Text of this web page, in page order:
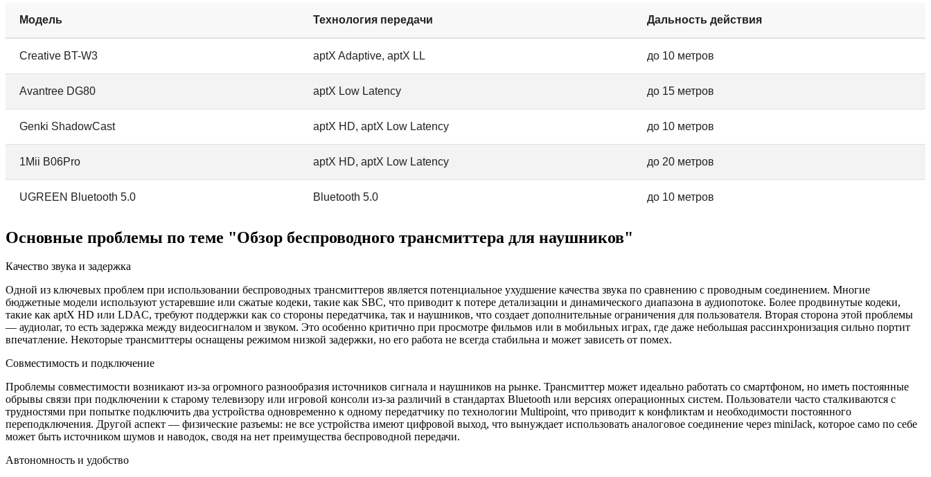
Модель Технология передачи Дальность действия
Creative BT-W3 aptX Adaptive, aptX LL до 10 метров
Avantree DG80 aptX Low Latency до 15 метров
Genki ShadowCast aptX HD, aptX Low Latency до 10 метров
1Mii B06Pro aptX HD, aptX Low Latency до 20 метров
UGREEN Bluetooth 5.0 Bluetooth 5.0 до 10 метров
Основные проблемы по теме "Обзор беспроводного трансмиттера для наушников"
Качество звука и задержка
Одной из ключевых проблем при использовании беспроводных трансмиттеров является потенциальное ухудшение качества звука по сравнению с проводным соединением. Многие
бюджетные модели используют устаревшие или сжатые кодеки, такие как SBC, что приводит к потере детализации и динамического диапазона в аудиопотоке. Более продвинутые кодеки,
такие как aptX HD или LDAC, требуют поддержки как со стороны передатчика, так и наушников, что создает дополнительные ограничения для пользователя. Вторая сторона этой проблемы
— аудиолаг, то есть задержка между видеосигналом и звуком. Это особенно критично при просмотре фильмов или в мобильных играх, где даже небольшая рассинхронизация сильно портит
впечатление. Некоторые трансмиттеры оснащены режимом низкой задержки, но его работа не всегда стабильна и может зависеть от помех.
Совместимость и подключение
Проблемы совместимости возникают из-за огромного разнообразия источников сигнала и наушников на рынке. Трансмиттер может идеально работать со смартфоном, но иметь постоянные
обрывы связи при подключении к старому телевизору или игровой консоли из-за различий в стандартах Bluetooth или версиях операционных систем. Пользователи часто сталкиваются с
трудностями при попытке подключить два устройства одновременно к одному передатчику по технологии Multipoint, что приводит к конфликтам и необходимости постоянного
переподключения. Другой аспект — физические разъемы: не все устройства имеют цифровой выход, что вынуждает использовать аналоговое соединение через miniJack, которое само по себе
может быть источником шумов и наводок, сводя на нет преимущества беспроводной передачи.
Автономность и удобство